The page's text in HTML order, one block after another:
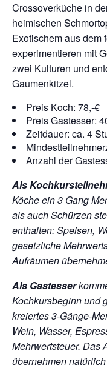
Crossoverküche in
heimischen
Exotischem aus dem
experimentieren mit
zwei Kulturen und
Gaumenkitzel.
Preis Koch: 78,-€
Preis Gastesser:
Zeitdauer: ca. 4
Anzahl der
Als
Köche ein 3 Gang
als auch Schürzen
enthalten: Speisen,
gesetzliche
Aufräumen
Als Gastesser
Kochkursbeginn und
kreiertes 3-Gänge-
Wein, Wasser,
Mehrwertsteuer. Das
übernehmen